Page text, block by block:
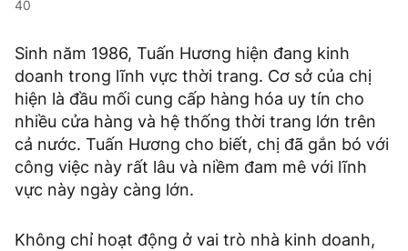
40
Sinh năm 1986, Tuấn Hương hiện đang kinh
doanh trong lĩnh vực thời trang. Cơ sở của chị
hiện là đầu mối cung cấp hàng hóa uy tín cho
nhiều cửa hàng và hệ thống thời trang lớn trên
cả nước. Tuấn Hương cho biết, chị đã gắn bó với
công việc này rất lâu và niềm đam mê với lĩnh
vực này ngày càng lớn.
Không chỉ hoạt động ở vai trò nhà kinh doanh,